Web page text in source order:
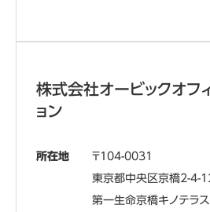
株式会社オービックオフ
ョン
所在地
104-0031
東京都中央区京橋2-4-
第一生命京橋キノテラ